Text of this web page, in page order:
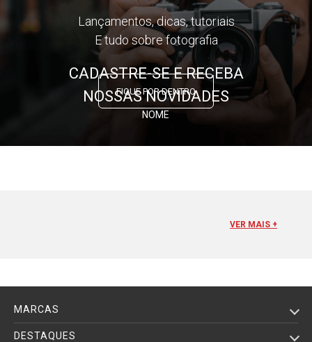
Lançamentos, dicas, tutoriais
E tudo sobre fotografia
FIQUE POR DENTRO
CADASTRE-SE E RECEBA
NOSSAS NOVIDADES
NOME
VER MAIS +
MARCAS
DESTAQUES